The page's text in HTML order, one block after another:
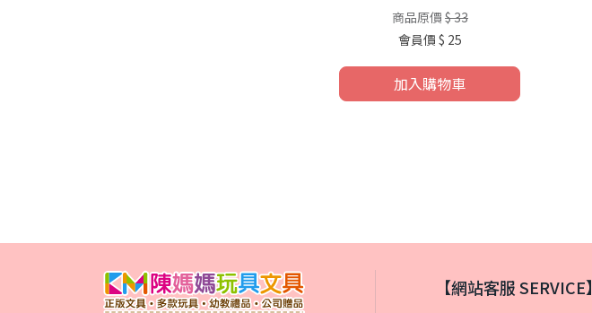
商品原價 $ 33
會員價 $ 25
加入購物車
【網站客服 SERVICE】